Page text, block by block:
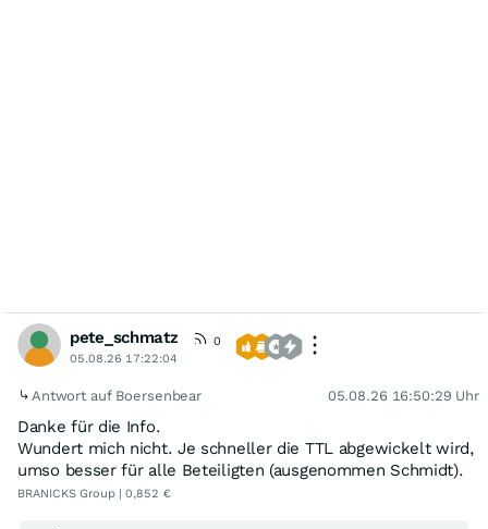
pete_schmatz
0
05.08.26 17:22:04
Antwort auf Boersenbear 05.08.26 16:50:29 Uhr
Danke für die Info.
Wundert mich nicht. Je schneller die TTL abgewickelt wird,
umso besser für alle Beteiligten (ausgenommen Schmidt).
BRANICKS Group | 0,852 €